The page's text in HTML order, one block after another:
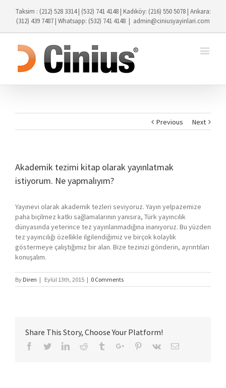
Taksim : (212) 528 3314 | (532) 741 4148 | Kadıköy: (216) 550 5078 | Ankara:
(312) 439 7487 | Whatsapp: (532) 741 4148 | admin@ciniusyayinlari.com
Previous Next
Akademik tezimi kitap olarak yayınlatmak
istiyorum. Ne yapmalıyım?
Yayınevi olarak akademik tezleri seviyoruz. Yayın yelpazemize
paha biçilmez katkı sağlamalarının yanısıra, Türk yayıncılık
dünyasında yeterince tez yayınlanmadığına inanıyoruz. Bu yüzden
tez yayıncılığı özellikle ilgilendiğimiz ve birçok kolaylık
göstermeye çalıştığımız bir alan. Bize tezinizi gönderin, ayrıntıları
konuşalım.
By Diren | Eylül 13th, 2015 | 0 Comments
Share This Story, Choose Your Platform!
Facebook
TwitterLinkedinReddit TumblrGoogle+Pinterest
Vk Email